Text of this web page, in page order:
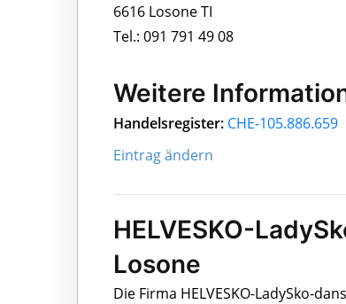
6616 Losone TI
Tel.: 091 791 49 08
Weitere
Handelsregister: CHE-105.886.659
Eintrag ändern
HELVESKO-
Losone
Die Firma HELVESKO-LadySko-